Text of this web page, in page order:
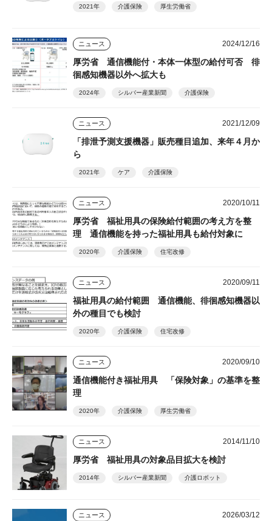
2021年 介護保険 厚生労働省
ニュース 2024/12/16
厚労省 通信機能付・本体一体型の給付可否 徘
徊感知機器以外へ拡大も
2024年 シルバー産業新聞 介護保険
ニュース 2021/12/09
「排泄予測支援機器」販売種目追加、来年４月か
ら
2021年 ケア 介護保険
ニュース 2020/10/11
厚労省 福祉用具の保険給付範囲の考え方を整
理 通信機能を持った福祉用具も給付対象に
2020年 介護保険 住宅改修
ニュース 2020/09/11
福祉用具の給付範囲 通信機能、徘徊感知機器以
外の種目でも検討
2020年 介護保険 住宅改修
ニュース 2020/09/10
通信機能付き福祉用具 「保険対象」の基準を整
理
2020年 介護保険 厚生労働省
ニュース 2014/11/10
厚労省 福祉用具の対象品目拡大を検討
2014年 シルバー産業新聞 介護ロボット
ニュース 2026/03/12